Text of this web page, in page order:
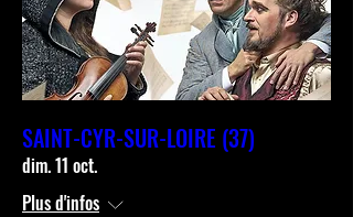
SAINT-CYR-SUR-LOIRE (37)
dim. 11 oct.
Plus d'infos